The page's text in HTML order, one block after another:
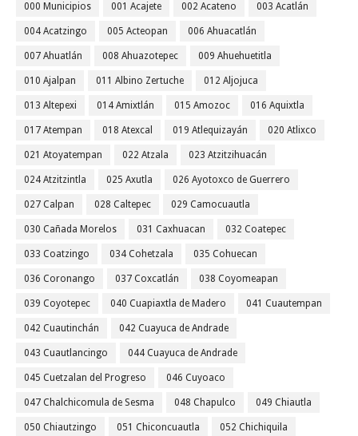
000 Municipios 001 Acajete 002 Acateno 003 Acatlán
004 Acatzingo 005 Acteopan 006 Ahuacatlán
007 Ahuatlán 008 Ahuazotepec 009 Ahuehuetitla
010 Ajalpan 011 Albino Zertuche 012 Aljojuca
013 Altepexi 014 Amixtlán 015 Amozoc 016 Aquixtla
017 Atempan 018 Atexcal 019 Atlequizayán 020 Atlixco
021 Atoyatempan 022 Atzala 023 Atzitzihuacán
024 Atzitzintla 025 Axutla 026 Ayotoxco de Guerrero
027 Calpan 028 Caltepec 029 Camocuautla
030 Cañada Morelos 031 Caxhuacan 032 Coatepec
033 Coatzingo 034 Cohetzala 035 Cohuecan
036 Coronango 037 Coxcatlán 038 Coyomeapan
039 Coyotepec 040 Cuapiaxtla de Madero 041 Cuautempan
042 Cuautinchán 042 Cuayuca de Andrade
043 Cuautlancingo 044 Cuayuca de Andrade
045 Cuetzalan del Progreso 046 Cuyoaco
047 Chalchicomula de Sesma 048 Chapulco 049 Chiautla
050 Chiautzingo 051 Chiconcuautla 052 Chichiquila